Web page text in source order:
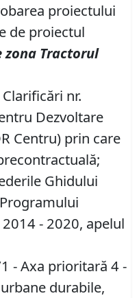
proiectului
de proiectul
Tractorul
nr.
Dezvoltare
Centru) prin care
Ghidului
- 2020, apelul
- Axa prioritară 4 -
durabile,